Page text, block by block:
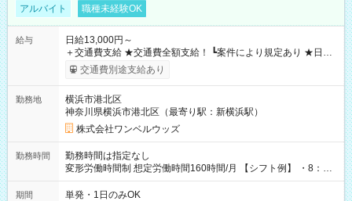
アルバイト 職種未経験OK
給与
日給13,000円～
＋交通費支給 ★交通費全額支給！ ┗案件により規定あり ★日払
いOK！（規定あり） ┗働いたその日に現金GET♪ お仕事後はコ
ンビニATMから 日払い分を引き落とせます！ 【試用期間】試
交通費別途支給あり
勤務地
横浜市港北区
神奈川県横浜市港北区（最寄り駅：新横浜駅）
株式会社ワンベルウッズ
勤務時間
勤務時間は指定なし
変形労働時間制 想定労働時間160時間/月 【シフト例】 ・8：00
～21：00
期間 単発・1日のみOK